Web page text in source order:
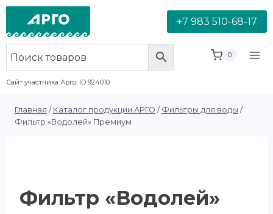
+7 983 510-68-17
Сайт участника Арго: ID 924010
0
Главная / Каталог продукции АРГО / Фильтры для воды /
Фильтр «Водолей» Премиум
Фильтр «Водолей»